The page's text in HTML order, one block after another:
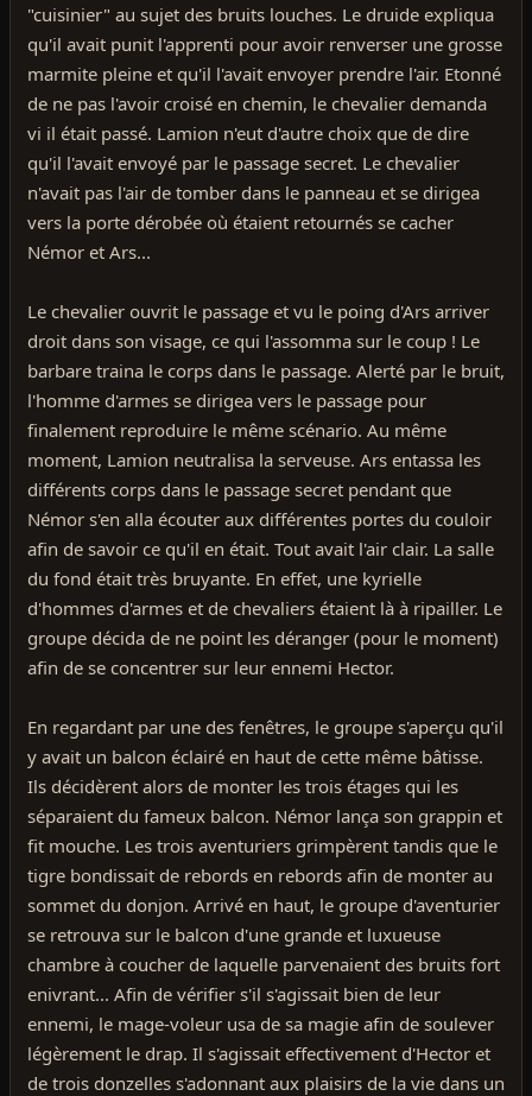
"cuisinier" au sujet des bruits louches. Le druide expliqua
qu'il avait punit l'apprenti pour avoir renverser une grosse
marmite pleine et qu'il l'avait envoyer prendre l'air. Etonné
de ne pas l'avoir croisé en chemin, le chevalier demanda
vi il était passé. Lamion n'eut d'autre choix que de dire
qu'il l'avait envoyé par le passage secret. Le chevalier
n'avait pas l'air de tomber dans le panneau et se dirigea
vers la porte dérobée où étaient retournés se cacher
Némor et Ars...
Le chevalier ouvrit le passage et vu le poing d'Ars arriver
droit dans son visage, ce qui l'assomma sur le coup ! Le
barbare traina le corps dans le passage. Alerté par le bruit,
l'homme d'armes se dirigea vers le passage pour
finalement reproduire le même scénario. Au même
moment, Lamion neutralisa la serveuse. Ars entassa les
différents corps dans le passage secret pendant que
Némor s'en alla écouter aux différentes portes du couloir
afin de savoir ce qu'il en était. Tout avait l'air clair. La salle
du fond était très bruyante. En effet, une kyrielle
d'hommes d'armes et de chevaliers étaient là à ripailler. Le
groupe décida de ne point les déranger (pour le moment)
afin de se concentrer sur leur ennemi Hector.
En regardant par une des fenêtres, le groupe s'aperçu qu'il
y avait un balcon éclairé en haut de cette même bâtisse.
Ils décidèrent alors de monter les trois étages qui les
séparaient du fameux balcon. Némor lança son grappin et
fit mouche. Les trois aventuriers grimpèrent tandis que le
tigre bondissait de rebords en rebords afin de monter au
sommet du donjon. Arrivé en haut, le groupe d'aventurier
se retrouva sur le balcon d'une grande et luxueuse
chambre à coucher de laquelle parvenaient des bruits fort
enivrant... Afin de vérifier s'il s'agissait bien de leur
ennemi, le mage-voleur usa de sa magie afin de soulever
légèrement le drap. Il s'agissait effectivement d'Hector et
de trois donzelles s'adonnant aux plaisirs de la vie dans un